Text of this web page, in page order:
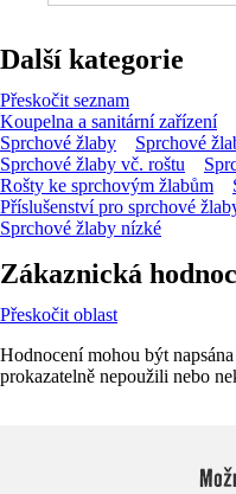
Další kategorie
Přeskočit seznam
Koupelna a sanitární zařízení
Sprchové žlaby
Sprchové
Sprchové žlaby vč. roštu
Rošty ke sprchovým žlabům
Příslušenství pro sprchové
Sprchové žlaby nízké
Zákaznická
Přeskočit oblast
Hodnocení mohou být
prokazatelně nepoužili nebo